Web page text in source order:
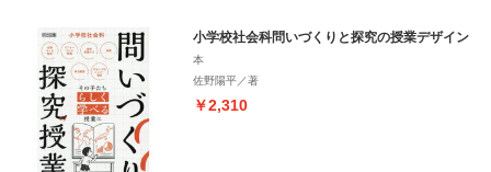
小学校社会科問いづくりと探究の授業デザイン
本
佐野陽平／著
￥2,310